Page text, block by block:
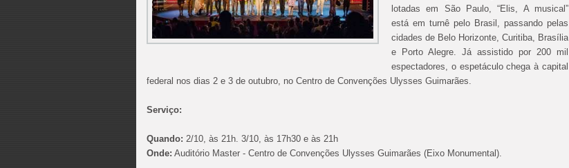
lotadas em São Paulo, “Elis, A musical”
está em turnê pelo Brasil, passando pelas
cidades de Belo Horizonte, Curitiba, Brasília
e Porto Alegre. Já assistido por 200 mil
espectadores, o espetáculo chega à capital
federal nos dias 2 e 3 de outubro, no Centro de Convenções Ulysses Guimarães.
Serviço:
Quando: 2/10, às 21h. 3/10, às 17h30 e às 21h
Onde: Auditório Master - Centro de Convenções Ulysses Guimarães (Eixo Monumental).